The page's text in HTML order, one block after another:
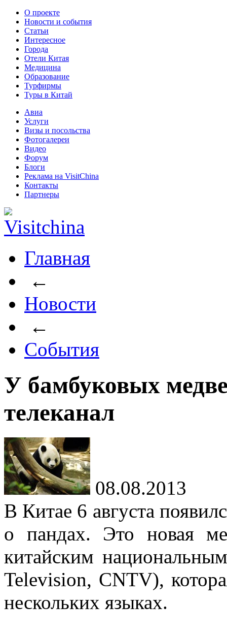
О проекте
Новости и события
Статьи
Интересное
Города
Отели Китая
Медицина
Образование
Турфирмы
Туры в Китай
Авиа
Услуги
Визы и посольства
Фотогалереи
Видео
Форум
Блоги
Реклама на VisitChina
Контакты
Партнеры
Главная
←
Новости
←
События
У бамбуковых
телеканал
08.08.2013
В Китае 6 августа
о пандах. Это новая
китайским
Television, CNTV),
нескольких языках.